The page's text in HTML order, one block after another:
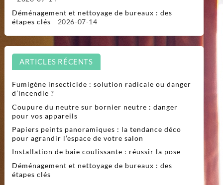
Déménagement et nettoyage de bureaux : des
étapes clés
2026-07-14
ARTICLES RÉCENTS
Fumigène insecticide : solution radicale ou danger
d’incendie ?
Coupure du neutre sur bornier neutre : danger
pour vos appareils
Papiers peints panoramiques : la tendance déco
pour agrandir l’espace de votre salon
Installation de baie coulissante : réussir la pose
Déménagement et nettoyage de bureaux : des
étapes clés